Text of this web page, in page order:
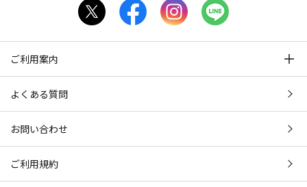
ご利用案内
よくある質問
お問い合わせ
ご利用規約